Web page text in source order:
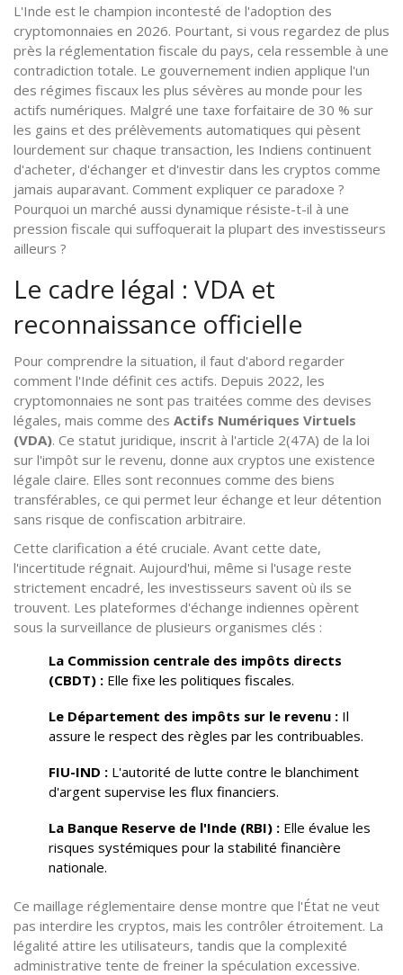
L'Inde est le champion incontesté de l'adoption des
cryptomonnaies en 2026. Pourtant, si vous regardez de plus
près la réglementation fiscale du pays, cela ressemble à une
contradiction totale. Le gouvernement indien applique l'un
des régimes fiscaux les plus sévères au monde pour les
actifs numériques. Malgré une taxe forfaitaire de 30 % sur
les gains et des prélèvements automatiques qui pèsent
lourdement sur chaque transaction, les Indiens continuent
d'acheter, d'échanger et d'investir dans les cryptos comme
jamais auparavant. Comment expliquer ce paradoxe ?
Pourquoi un marché aussi dynamique résiste-t-il à une
pression fiscale qui suffoquerait la plupart des investisseurs
ailleurs ?
Le cadre légal : VDA et
reconnaissance officielle
Pour comprendre la situation, il faut d'abord regarder
comment l'Inde définit ces actifs. Depuis 2022, les
cryptomonnaies ne sont pas traitées comme des devises
légales, mais comme des Actifs Numériques Virtuels
(VDA). Ce statut juridique, inscrit à l'article 2(47A) de la loi
sur l'impôt sur le revenu, donne aux cryptos une existence
légale claire. Elles sont reconnues comme des biens
transférables, ce qui permet leur échange et leur détention
sans risque de confiscation arbitraire.
Cette clarification a été cruciale. Avant cette date,
l'incertitude régnait. Aujourd'hui, même si l'usage reste
strictement encadré, les investisseurs savent où ils se
trouvent. Les plateformes d'échange indiennes opèrent
sous la surveillance de plusieurs organismes clés :
La Commission centrale des impôts directs
(CBDT) : Elle fixe les politiques fiscales.
Le Département des impôts sur le revenu : Il
assure le respect des règles par les contribuables.
FIU-IND : L'autorité de lutte contre le blanchiment
d'argent supervise les flux financiers.
La Banque Reserve de l'Inde (RBI) : Elle évalue les
risques systémiques pour la stabilité financière
nationale.
Ce maillage réglementaire dense montre que l'État ne veut
pas interdire les cryptos, mais les contrôler étroitement. La
légalité attire les utilisateurs, tandis que la complexité
administrative tente de freiner la spéculation excessive.